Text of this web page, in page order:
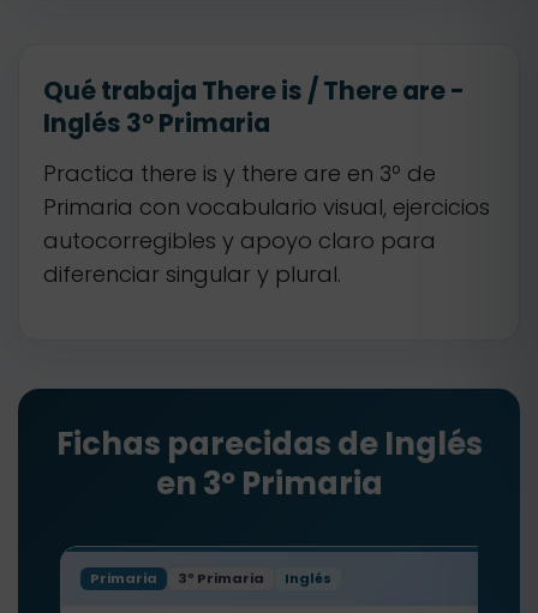
Qué trabaja There is / There are -
Inglés 3º Primaria
Practica there is y there are en 3º de
Primaria con vocabulario visual, ejercicios
autocorregibles y apoyo claro para
diferenciar singular y plural.
Fichas parecidas de Inglés
en 3º Primaria
Primaria 3º Primaria Inglés